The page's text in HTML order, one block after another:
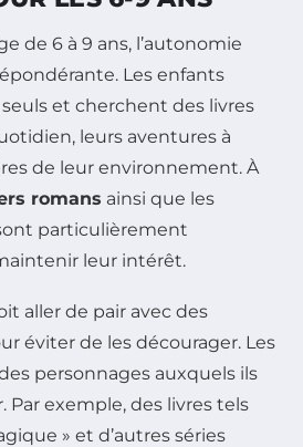
de 6 à 9 ans, l’autonomie
Les enfants
et cherchent des livres
leurs aventures à
de leur environnement. À
romans ainsi que les
particulièrement
leur intérêt.
aller de pair avec des
éviter de les décourager. Les
personnages auxquels ils
Par exemple, des livres tels
» et d’autres séries